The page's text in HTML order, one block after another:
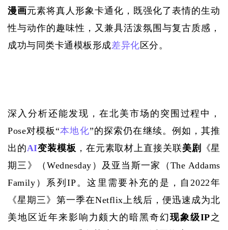
漫画元素将真人形象卡通化，既强化了表情的生动
性与动作的趣味性，又兼具活泼氛围与复古质感，
成功与同类卡通模板形成差异化 区分。
深入分析还能发现，在北美市场的突围过程中，
Pose对模板“本地化”的探索仍在继续。例如，其推
出的AI变装模板 ，在元素取材上直接关联美剧
《星
期三》（Wednesday）及亚当斯一家（The Addams
Family）系列IP。这里需要补充的是，自2022年
《星期三》第一季在Netflix上线后，便迅速成为北
美地区近年来影响力颇大的暗黑奇幻现象级IP之